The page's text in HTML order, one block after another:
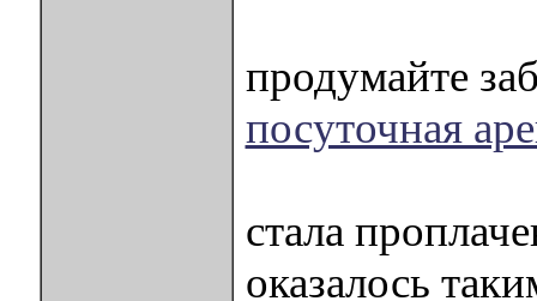
продумайте
посуточная
стала
оказалось